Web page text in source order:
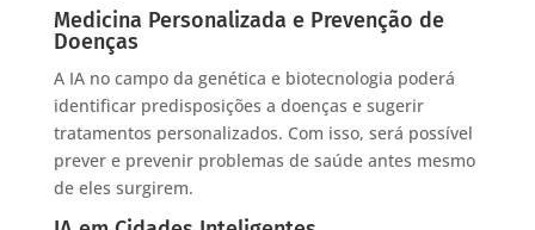
Medicina Personalizada e Prevenção de
Doenças
A IA no campo da genética e biotecnologia poderá
identificar predisposições a doenças e sugerir
tratamentos personalizados. Com isso, será possível
prever e prevenir problemas de saúde antes mesmo
de eles surgirem.